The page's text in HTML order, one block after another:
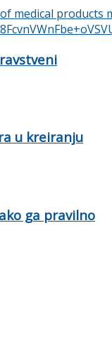
u kreiranju
ga pravilno